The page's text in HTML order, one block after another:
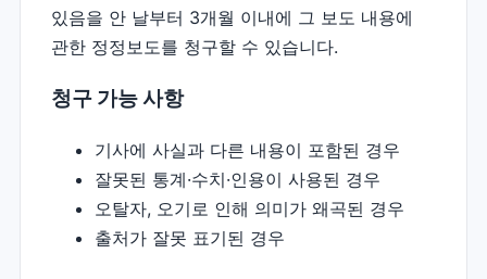
있음을 안 날부터 3개월 이내에 그 보도 내용에
관한 정정보도를 청구할 수 있습니다.
청구 가능 사항
기사에 사실과 다른 내용이 포함된 경우
잘못된 통계·수치·인용이 사용된 경우
오탈자, 오기로 인해 의미가 왜곡된 경우
출처가 잘못 표기된 경우